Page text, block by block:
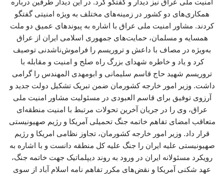
امنیت ملی عراق نیز دیدار و گفتگو کرد. در این دیدار طرفین درباره
همکاری‌های دو کشور در زمینه‌های مختلف به ویژه امنیتی گفتگو
کردند. مشاور امنیت ملی عراق با اشاره به پیوندهای عمیق دو ملت
همسایه و مسلمان، حمایت‌های جمهوری اسلامی ایران از عراق
به‌ویژه در مصاف با داعش و تروریسم را فراموش‌ناشدنی توصیف
کرد و یاد و خاطره شهدای بزرگ راه صلح و امنیت و مقابله با
تروریسم شهید حاج قاسم سلیمانی و ابومهدی المهندس را گرامی
داشت. وزیر امور خارجه کشورمان ضمن تبریک تشکیل دولت جدید و
آرزوی توفیق برای قاسم العبودی در مسئولیت مشاور امنیت ملی
عراق، وی را در جریان آخرین تحولات مرتبط با امنیت منطقه‌ای
متعاقب امضای تفاهم خاتمه جنگ تحمیلی آمریکا و رژیم صهیونیستی
قرار داد. وزیر امور خارجه کشورمان، تجاوز نظامی امریکا و رژیم
صهیونیستی علیه ایران را جنگ علیه کل منطقه دانست و با اشاره به
رویکرد مسئولانه ایران در ورود به روند دیپلماتیک جهت خاتمه جنگ،
عهد شکنی آمریکا و نقض‌های مکرر تفاهم نامه اسلام آباد از سوی